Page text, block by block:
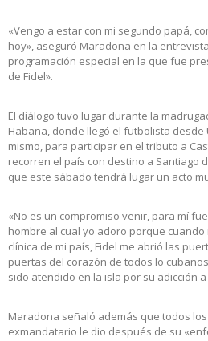
«Vengo a estar con mi segundo papá,
hoy», aseguró Maradona en la
programación especial en la que fue
de Fidel».
El diálogo tuvo lugar durante la
Habana, donde llegó el futbolista desde
mismo, para participar en el tributo a
recorren el país con destino a Santiago
que este sábado tendrá lugar un acto
«No es un compromiso venir, para mí
hombre al cual yo adoro porque
clínica de mi país, Fidel me abrió las
puertas del corazón de todos lo
sido atendido en la isla por su adicción
Maradona señaló además que todos
exmandatario le dio después de su